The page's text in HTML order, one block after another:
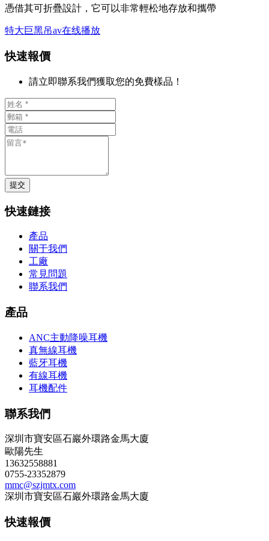
憑借其可折疊設計，它可以非常輕松地存放和攜帶
特大巨黑吊av在线播放
快速報價
請立即聯系我們獲取您的免費樣品！
提交
快速鏈接
產品
關于我們
工廠
常見問題
聯系我們
產品
ANC主動降噪耳機
真無線耳機
藍牙耳機
有線耳機
耳機配件
聯系我們
深圳市寶安區石巖外環路金馬大廈
歐陽先生
13632558881
0755-23352879
mmc@szjmtx.com
深圳市寶安區石巖外環路金馬大廈
快速報價